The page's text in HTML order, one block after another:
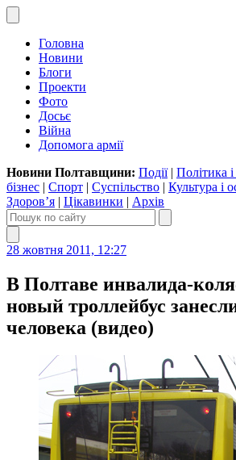
Головна
Новини
Блоги
Проекти
Фото
Досьє
Війна
Допомога армії
Новини Полтавщини: Події| Політика
бізнес | Спорт | Суспільство | Культура і
Здоров’я | Цікавинки | Архів
28 жовтня 2011, 12:27
В Полтаве инвалида-
новый троллейбус
человека (видео)